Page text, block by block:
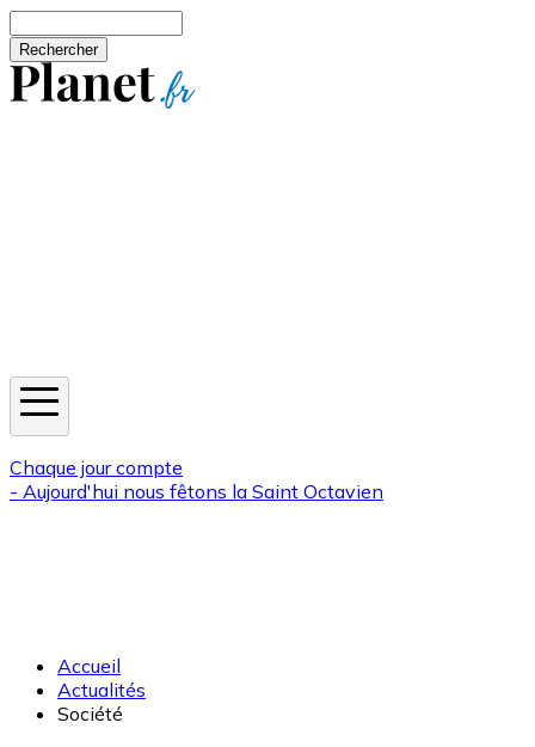
Chaque jour compte
- Aujourd'hui nous fêtons la Saint Octavien
Accueil
Actualités
Société